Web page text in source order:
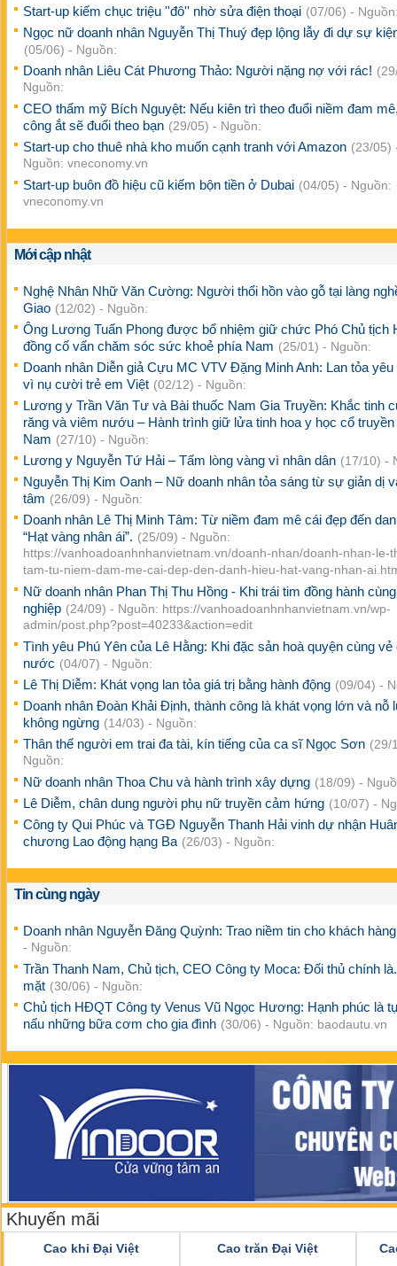
Start-up kiếm chục triệu ''đô'' nhờ sửa điện thoại (07/06) -
Ngọc nữ doanh nhân Nguyễn Thị Thuý đẹp lộng lẫy đi dự sự
(05/06) - Nguồn:
Doanh nhân Liêu Cát Phương Thảo: Người nặng nợ với rác!
Nguồn:
CEO thẩm mỹ Bích Nguyệt: Nếu kiên trì theo đuổi niềm đam
công ắt sẽ đuổi theo bạn (29/05) - Nguồn:
Start-up cho thuê nhà kho muốn cạnh tranh với Amazon (23/05)
Nguồn: vneconomy.vn
Start-up buôn đồ hiệu cũ kiếm bộn tiền ở Dubai (04/05) - Nguồn:
vneconomy.vn
Mới cập nhật
Nghệ Nhân Nhữ Văn Cường: Người thổi hồn vào gỗ tại làng
Giao (12/02) - Nguồn:
Ông Lương Tuấn Phong được bổ nhiệm giữ chức Phó Chủ tịch
đồng cố vấn chăm sóc sức khoẻ phía Nam (25/01) - Nguồn:
Doanh nhân Diễn giả Cựu MC VTV Đặng Minh Anh: Lan tỏa
vì nụ cười trẻ em Việt (02/12) - Nguồn:
Lương y Trần Văn Tư và Bài thuốc Nam Gia Truyền: Khắc tinh
răng và viêm nướu – Hành trình giữ lửa tinh hoa y học cổ truyền
Nam (27/10) - Nguồn:
Lương y Nguyễn Tứ Hải – Tấm lòng vàng vì nhân dân (17/10) -
Nguyễn Thị Kim Oanh – Nữ doanh nhân tỏa sáng từ sự giản dị
tâm (26/09) - Nguồn:
Doanh nhân Lê Thị Minh Tâm: Từ niềm đam mê cái đẹp đến
“Hạt vàng nhân ái”. (25/09) - Nguồn:
https://vanhoadoanhnhanvietnam.vn/doanh-nhan/doanh-nhan-le-
tam-tu-niem-dam-me-cai-dep-den-danh-hieu-hat-vang-nhan-
Nữ doanh nhân Phan Thị Thu Hồng - Khi trái tim đồng hành
nghiệp (24/09) - Nguồn: https://vanhoadoanhnhanvietnam.vn/wp-
admin/post.php?post=40233&action=edit
Tình yêu Phú Yên của Lê Hằng: Khi đặc sản hoà quyện cùng vẻ
nước (04/07) - Nguồn:
Lê Thị Diễm: Khát vọng lan tỏa giá trị bằng hành động (09/04) -
Doanh nhân Đoàn Khải Định, thành công là khát vọng lớn và nỗ
không ngừng (14/03) - Nguồn:
Thân thế người em trai đa tài, kín tiếng của ca sĩ Ngọc Sơn (29/
Nguồn:
Nữ doanh nhân Thoa Chu và hành trình xây dựng (18/09) -
Lê Diễm, chân dung người phụ nữ truyền cảm hứng (10/07) -
Công ty Qui Phúc và TGĐ Nguyễn Thanh Hải vinh dự nhận
chương Lao động hạng Ba (26/03) - Nguồn:
Tin cùng ngày
Doanh nhân Nguyễn Đăng Quỳnh: Trao niềm tin cho khách
- Nguồn:
Trần Thanh Nam, Chủ tịch, CEO Công ty Moca: Đối thủ chính
mặt (30/06) - Nguồn:
Chủ tịch HĐQT Công ty Venus Vũ Ngọc Hương: Hạnh phúc là
nấu những bữa cơm cho gia đình (30/06) - Nguồn: baodautu.vn
Khuyến mãi
Cao khỉ Đại Việt Cao trăn Đại Việt